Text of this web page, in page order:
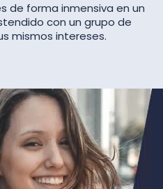
de forma inmensiva en un
con un grupo de
mismos intereses.